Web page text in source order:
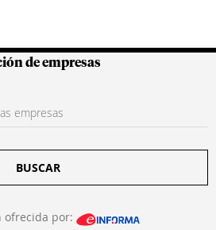
Colombianas
de empresas
BUSCAR
ofrecida por: